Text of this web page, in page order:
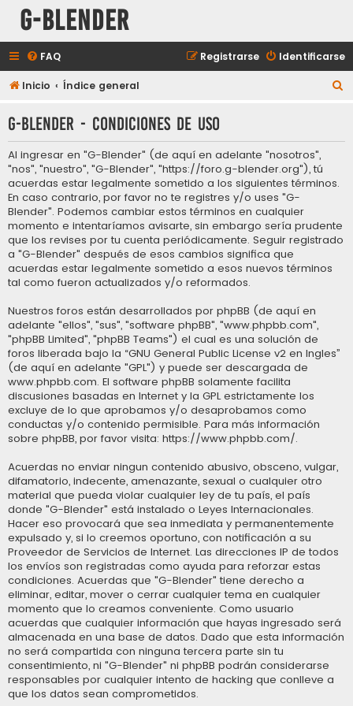
G-Blender
FAQ Identificarse
Registrarse
Inicio Índice general
c
G-Blender - Condiciones de uso
Al ingresar en "G-Blender" (de aquí en adelante "nosotros",
"nos", "nuestro", "G-Blender", "https://foro.g-blender.org"), tú
acuerdas estar legalmente sometido a los siguientes términos.
En caso contrario, por favor no te registres y/o uses "G-
Blender". Podemos cambiar estos términos en cualquier
momento e intentaríamos avisarte, sin embargo sería prudente
que los revises por tu cuenta periódicamente. Seguir registrado
a "G-Blender" después de esos cambios significa que
acuerdas estar legalmente sometido a esos nuevos términos
tal como fueron actualizados y/o reformados.
Nuestros foros están desarrollados por phpBB (de aquí en
adelante "ellos", "sus", "software phpBB", "www.phpbb.com",
"phpBB Limited", "phpBB Teams") el cual es una solución de
foros liberada bajo la “GNU General Public License v2 en Ingles”
(de aquí en adelante "GPL") y puede ser descargada de
www.phpbb.com. El software phpBB solamente facilita
discusiones basadas en Internet y la GPL estrictamente los
excluye de lo que aprobamos y/o desaprobamos como
conductas y/o contenido permisible. Para más información
sobre phpBB, por favor visita: https://www.phpbb.com/.
Acuerdas no enviar ningun contenido abusivo, obsceno, vulgar,
difamatorio, indecente, amenazante, sexual o cualquier otro
material que pueda violar cualquier ley de tu país, el país
donde "G-Blender" está instalado o Leyes Internacionales.
Hacer eso provocará que sea inmediata y permanentemente
expulsado y, si lo creemos oportuno, con notificación a su
Proveedor de Servicios de Internet. Las direcciones IP de todos
los envíos son registradas como ayuda para reforzar estas
condiciones. Acuerdas que "G-Blender" tiene derecho a
eliminar, editar, mover o cerrar cualquier tema en cualquier
momento que lo creamos conveniente. Como usuario
acuerdas que cualquier información que hayas ingresado será
almacenada en una base de datos. Dado que esta información
no será compartida con ninguna tercera parte sin tu
consentimiento, ni "G-Blender" ni phpBB podrán considerarse
responsables por cualquier intento de hacking que conlleve a
que los datos sean comprometidos.